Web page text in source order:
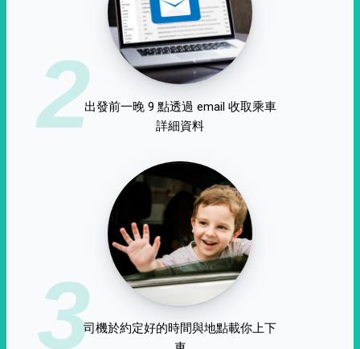
2出發前一晚 9 點透過 email 收取乘車
詳細資料
3司機於約定好的時間與地點載你上下